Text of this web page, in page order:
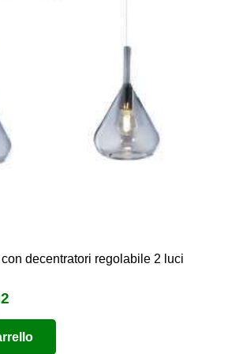
decentratori regolabile 2 luci
prezzo
attuale